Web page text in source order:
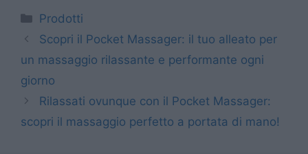
Categorie
Prodotti
Scopri il Pocket Massager: il tuo alleato per
un massaggio rilassante e performante ogni
giorno
Rilassati ovunque con il Pocket Massager:
scopri il massaggio perfetto a portata di mano!